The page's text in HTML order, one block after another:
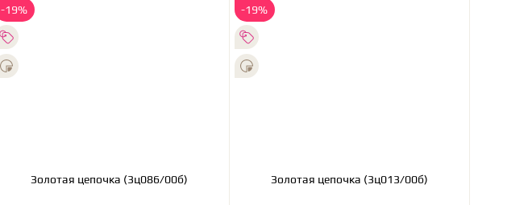
-19%
Золотая цепочка (3ц086/00б)
-19%
Золотая цепочка (3ц013/00б)